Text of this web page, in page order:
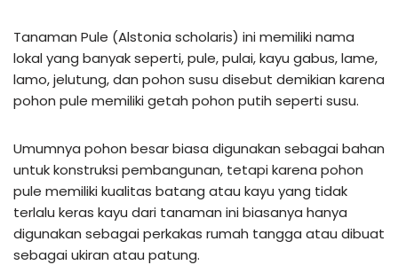
Tanaman Pule (Alstonia scholaris) ini memiliki nama
lokal yang banyak seperti, pule, pulai, kayu gabus, lame,
lamo, jelutung, dan pohon susu disebut demikian karena
pohon pule memiliki getah pohon putih seperti susu.
Umumnya pohon besar biasa digunakan sebagai bahan
untuk konstruksi pembangunan, tetapi karena pohon
pule memiliki kualitas batang atau kayu yang tidak
terlalu keras kayu dari tanaman ini biasanya hanya
digunakan sebagai perkakas rumah tangga atau dibuat
sebagai ukiran atau patung.